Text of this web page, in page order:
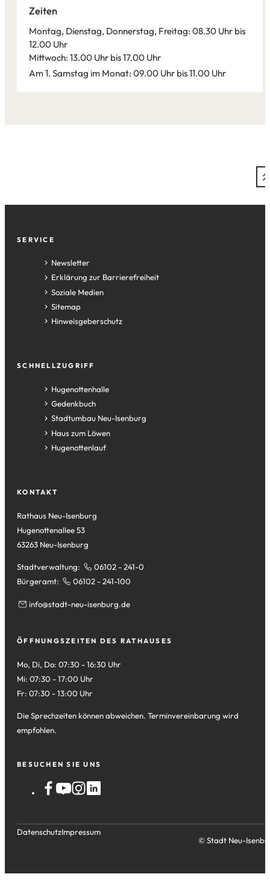
Leaflet|©Bundesamt für Kartographie und Geodäsie 2026, Datenquellen
Tab)
neuen
Zeiten
Montag, Dienstag, Donnerstag, Freitag: 08.30 Uhr bis
12.00 Uhr
Mittwoch: 13.00 Uhr bis 17.00 Uhr
Am 1. Samstag im Monat: 09.00 Uhr bis 11.00 Uhr
Fußzeile
SERVICE
Newsletter
Erklärung zur Barrierefreiheit
Soziale Medien
Sitemap
Hinweisgeberschutz
SCHNELLZUGRIFF
Hugenottenhalle
(Öffnet
in
einem
neuen
Tab)
Gedenkbuch
(Öffnet
in
einem
neuen
Stadtumbau Neu-Isenburg
(Öffnet
in
einem
Haus zum Löwen
(Öffnet
in
Tab)
Hugenottenlauf
(Öffnet
neuen
KONTAKT
Rathaus Neu-Isenburg
Hugenottenallee 53
63263 Neu-Isenburg
Stadtverwaltung:
06102 - 241-0
Bürgeramt:
06102 - 241-100
info stadt-neu-isenburg de
ÖFFNUNGSZEITEN DES RATHAUSES
Mo, Di, Do: 07:30 - 16:30 Uhr
Mi: 07:30 - 17:00 Uhr
Fr: 07:30 - 13:00 Uhr
Die Sprechzeiten können abweichen. Terminvereinbarung wird
empfohlen.
BESUCHEN SIE UNS
DatenschutzImpressum
© Stadt Neu-